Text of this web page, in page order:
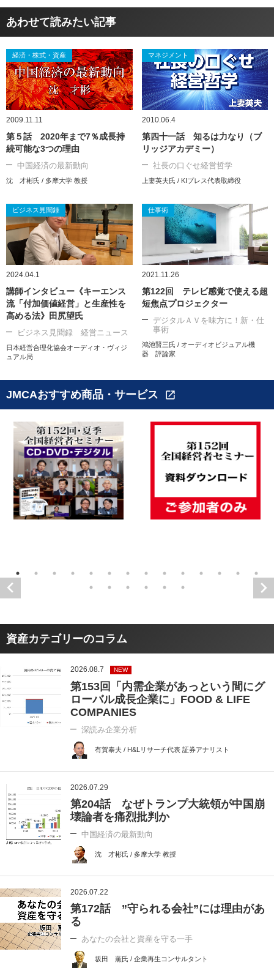
あわせて読みたい記事
経済・株式・資産
2009.11.11
第５話 2020年まで7％成長持
続可能な3つの理由
中国経済の最新動向
沈 才彬氏 / 多摩大学 教授
マネジメント
2010.06.4
第四十一話 知るは力なり（ブ
リッジアカデミー）
社長の口ぐせ経営哲学
上妻英夫氏 / KIプレス代表取締役
ビジネス見聞録
2024.04.1
講師インタビュー《キーエンス
流「付加価値経営」と生産性を
高める法》田尻望氏
ビジネス見聞録 経営ニュース
日本経営合理化協会オーディオ・ヴィジ
ュアル局
仕事術
2021.11.26
第122回 テレビ感覚で使える超
短焦点プロジェクター
デジタルＡＶを味方に！新・仕
事術
鴻池賢三氏 / オーディオビジュアル機
器 評論家
JMCAおすすめ商品・サービス open_in_new
資産カテゴリーのコラム
2026.08.7 NEW
第153回「内需企業があっという間にグ
ローバル成長企業に」FOOD & LIFE
COMPANIES
深読み企業分析
有賀泰夫 / H&Lリサーチ代表 証券アナリスト
2026.07.29
第204話 なぜトランプ大統領が中国崩
壊論者を痛烈批判か
中国経済の最新動向
沈 才彬氏 / 多摩大学 教授
2026.07.22
第172話 ”守られる会社”には理由があ
る
あなたの会社と資産を守る一手
坂田 薫氏 / 企業再生コンサルタント